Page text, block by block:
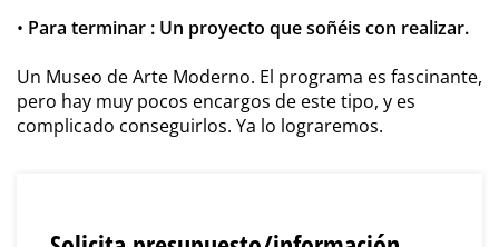
• Para terminar : Un proyecto que soñéis con realizar.
Un Museo de Arte Moderno. El programa es fascinante,
pero hay muy pocos encargos de este tipo, y es
complicado conseguirlos. Ya lo lograremos.